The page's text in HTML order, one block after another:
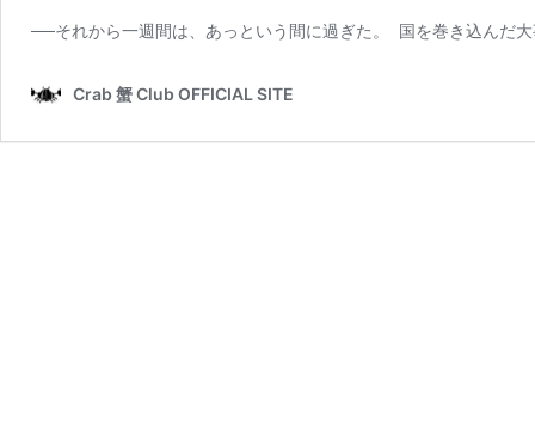
──それから一週間は、あっという間に過ぎた。 国を巻き込んだ
Crab 蟹 Club OFFICIAL SITE